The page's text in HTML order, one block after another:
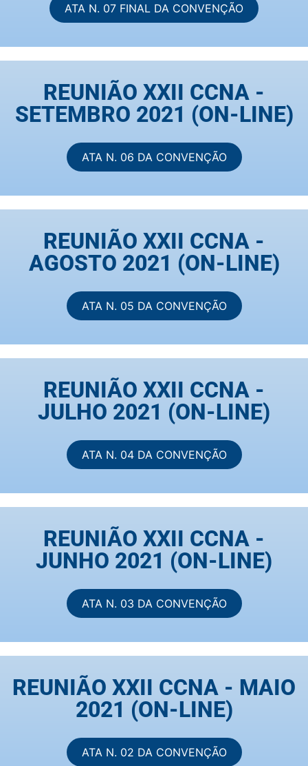
ATA N. 07 FINAL DA CONVENÇÃO
REUNIÃO XXII CCNA -
SETEMBRO 2021 (ON-LINE)
ATA N. 06 DA CONVENÇÃO
REUNIÃO XXII CCNA -
AGOSTO 2021 (ON-LINE)
ATA N. 05 DA CONVENÇÃO
REUNIÃO XXII CCNA -
JULHO 2021 (ON-LINE)
ATA N. 04 DA CONVENÇÃO
REUNIÃO XXII CCNA -
JUNHO 2021 (ON-LINE)
ATA N. 03 DA CONVENÇÃO
REUNIÃO XXII CCNA - MAIO
2021 (ON-LINE)
ATA N. 02 DA CONVENÇÃO